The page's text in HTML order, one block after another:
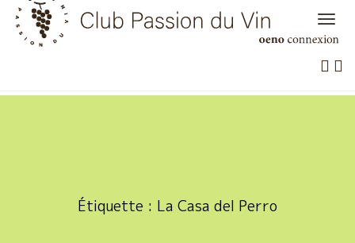
Skip
content
Étiquette : La Casa del Perro